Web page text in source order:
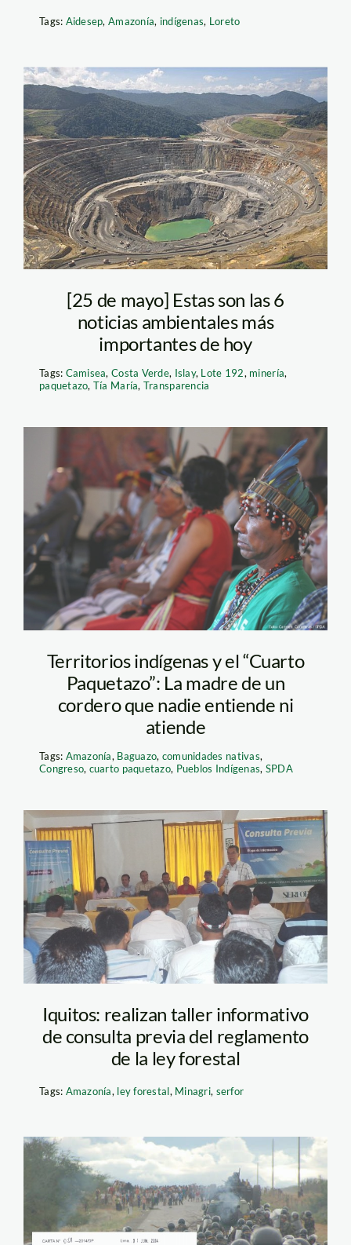
Tags: Aidesep,Amazonía, indígenas, Loreto
minería_laprimera
[25 de mayo] Estas son las 6
noticias ambientales más
importantes de hoy
Tags: Camisea,Costa Verde, Islay, Lote 192, minería,
paquetazo, Tía María, Transparencia
indigenas-spda
Territorios indígenas y el “Cuarto
Paquetazo”: La madre de un
cordero que nadie entiende ni
atiende
Tags: Amazonía, Baguazo, comunidades nativas,
Congreso, cuarto paquetazo, Pueblos Indígenas, SPDA
foto Iquitos
Iquitos: realizan taller informativo
de consulta previa del reglamento
de la ley forestal
Tags: Amazonía, ley forestal, Minagri, serfor
foto